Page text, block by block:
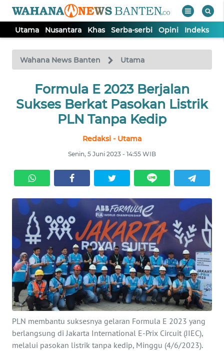
Utama Nusantara Khas Serba-serbi Opini Indeks
Wahana News Banten Utama
Formula E 2023 Berjalan
Sukses Berkat Pasokan Listrik
PLN Tanpa Kedip
Redaksi - Utama
Senin, 5 Juni 2023 - 14:55 WIB
PLN membantu suksesnya gelaran Formula E 2023 yang
berlangsung di Jakarta International E-Prix Circuit (JIEC),
melalui pasokan listrik tanpa kedip, Minggu (4/6/2023).
TV
Tutup
UTAMA
SERBA-
SERBI
OPINI
Informasi
INDEKS
BERITA
KONTAK
KAMI
INFO
IKLAN